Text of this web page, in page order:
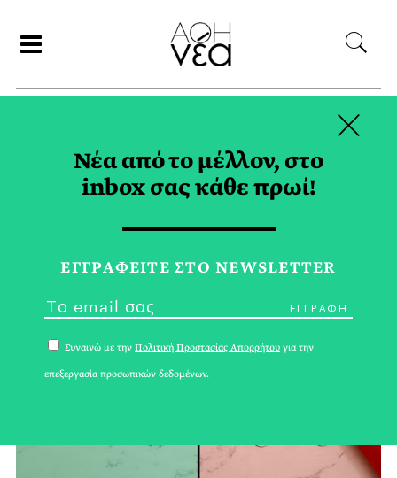
ΙΑΝΟΥΑΡΙΟΣ 2022
Νέα από το μέλλον, στο
inbox σας κάθε πρωί!
ΕΓΓPΑΦΕΙΤΕ ΣΤΟ NEWSLETTER
Συναινώ με την Πολιτική Προστασίας Απορρήτου για την
επεξεργασία προσωπικών δεδομένων.
×